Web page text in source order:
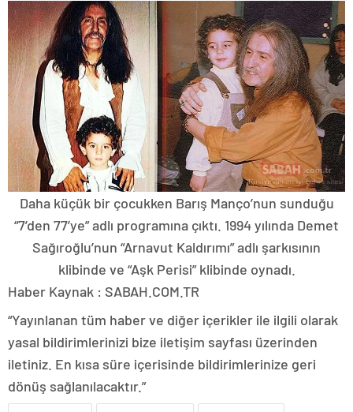
Daha küçük bir çocukken Barış Manço’nun sunduğu
“7’den 77’ye” adlı programına çıktı. 1994 yılında Demet
Sağıroğlu’nun “Arnavut Kaldırımı” adlı şarkısının
klibinde ve “Aşk Perisi” klibinde oynadı.
Haber Kaynak : SABAH.COM.TR
“Yayınlanan tüm haber ve diğer içerikler ile ilgili olarak
yasal bildirimlerinizi bize iletişim sayfası üzerinden
iletiniz. En kısa süre içerisinde bildirimlerinize geri
dönüş sağlanılacaktır.”